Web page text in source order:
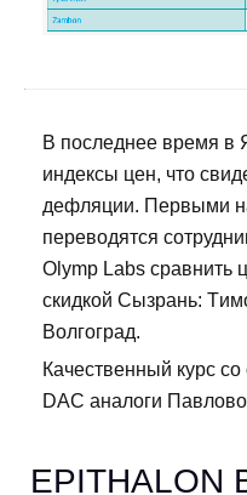
В последнее время в
индексы цен, что
дефляции. Первыми
переводятся
Olymp Labs
скидкой Сызрань:
Волгоград.
Качественный курс
DAC аналоги